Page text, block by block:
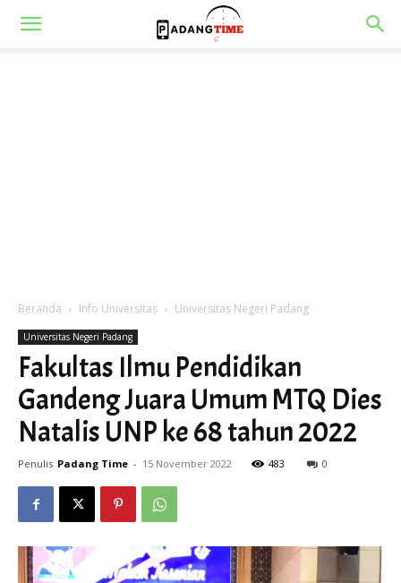
Beranda Info Universitas Universitas Negeri Padang
Universitas Negeri Padang
Fakultas Ilmu Pendidikan
Gandeng Juara Umum MTQ Dies
Natalis UNP ke 68 tahun 2022
Penulis Padang Time - 15 November 2022 483 0